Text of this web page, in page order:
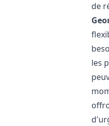
de
les